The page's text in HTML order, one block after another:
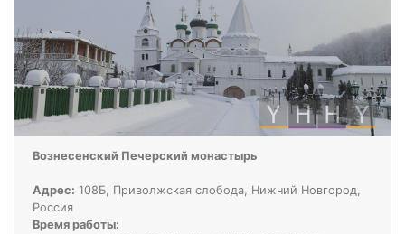
Вознесенский Печерский монастырь
Адрес: 108Б, Приволжская слобода, Нижний Новгород,
Россия
Время работы: